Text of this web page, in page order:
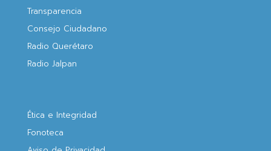
Transparencia
Consejo Ciudadano
Radio Querétaro
Radio Jalpan
Ética e Integridad
Fonoteca